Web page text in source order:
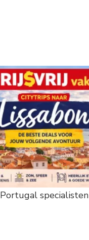
Portugal specialisten